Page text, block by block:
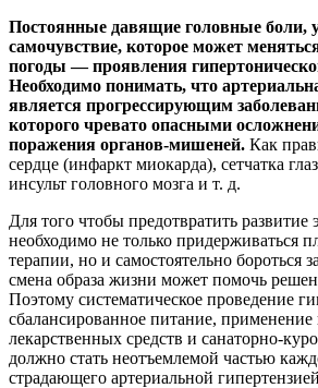
Постоянные давящие головные боли,
самочувствие, которое может
погоды — проявления
Необходимо понимать, что
является прогрессирующим
которого чревато опасными
поражения органов-мишеней. Как
сердце (инфаркт миокарда), сетчатка
инсульт головного мозга и т. д.
Для того чтобы предотвратить развитие
необходимо не только придерживаться
терапии, но и самостоятельно бороться
смена образа жизни может помочь
Поэтому систематическое проведение
сбалансированное питание, применение
лекарственных средств и санаторно-
должно стать неотъемлемой частью
страдающего артериальной